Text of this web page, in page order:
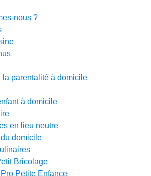
nous ?
la parentalité à domicile
à domicile
en lieu neutre
domicile
Bricolage
Petite Enfance